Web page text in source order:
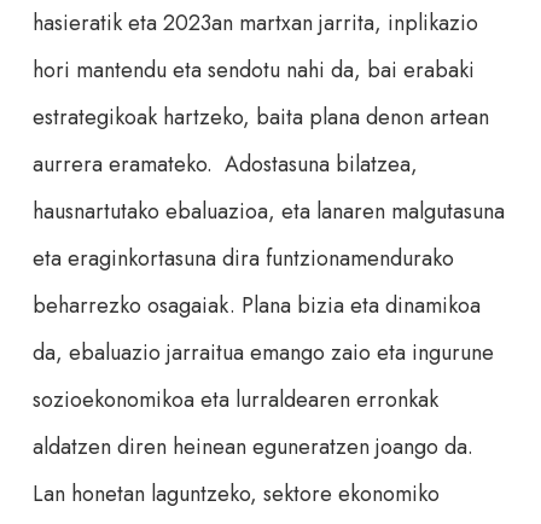
hasieratik eta 2023an martxan jarrita, inplikazio
hori mantendu eta sendotu nahi da, bai erabaki
estrategikoak hartzeko, baita plana denon artean
aurrera eramateko. Adostasuna bilatzea,
hausnartutako ebaluazioa, eta lanaren malgutasuna
eta eraginkortasuna dira funtzionamendurako
beharrezko osagaiak. Plana bizia eta dinamikoa
da, ebaluazio jarraitua emango zaio eta ingurune
sozioekonomikoa eta lurraldearen erronkak
aldatzen diren heinean eguneratzen joango da.
Lan honetan laguntzeko, sektore ekonomiko